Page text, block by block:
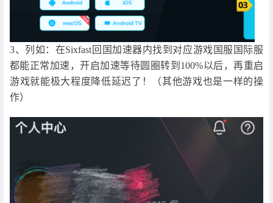
3、列如：在Sixfast回国加速器内找到对应游戏国服国际服
都能正常加速，开启加速等待圆圈转到100%以后，再重启
游戏就能极大程度降低延迟了！（其他游戏也是一样的操
作）